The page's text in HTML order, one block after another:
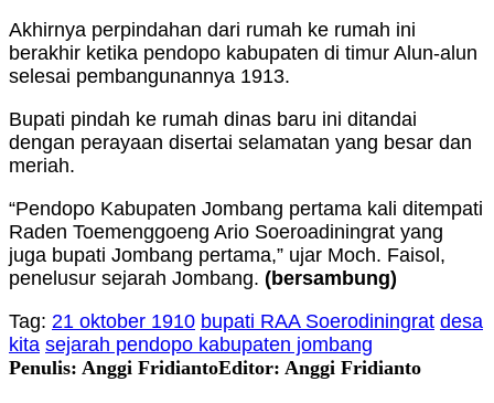
Akhirnya perpindahan dari rumah ke rumah ini
berakhir ketika pendopo kabupaten di timur Alun-alun
selesai pembangunannya 1913.
Bupati pindah ke rumah dinas baru ini ditandai
dengan perayaan disertai selamatan yang besar dan
meriah.
“Pendopo Kabupaten Jombang pertama kali ditempati
Raden Toemenggoeng Ario Soeroadiningrat yang
juga bupati Jombang pertama,” ujar Moch. Faisol,
penelusur sejarah Jombang. (bersambung)
Tag: 21 oktober 1910 bupati RAA Soerodiningrat desa
kita sejarah pendopo kabupaten jombang
Penulis: Anggi FridiantoEditor: Anggi Fridianto